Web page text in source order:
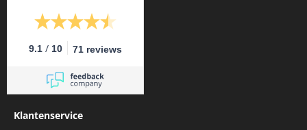
9.1 / 10 71 reviews
Klantenservice